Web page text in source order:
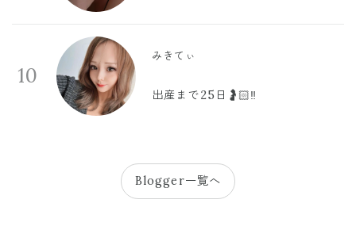
10
みきてぃ
出産まで25日🤰🏻‼️
Blogger一覧へ